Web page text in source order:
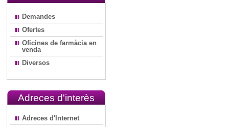
Demandes
Ofertes
Oficines de farmàcia en
venda
Diversos
Adreces d'interès
Adreces d'Internet